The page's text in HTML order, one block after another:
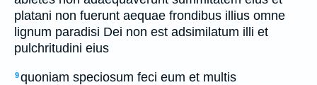
platani non fuerunt aequae frondibus illius omne
lignum paradisi Dei non est adsimilatum illi et
pulchritudini eius
9quoniam speciosum feci eum et multis